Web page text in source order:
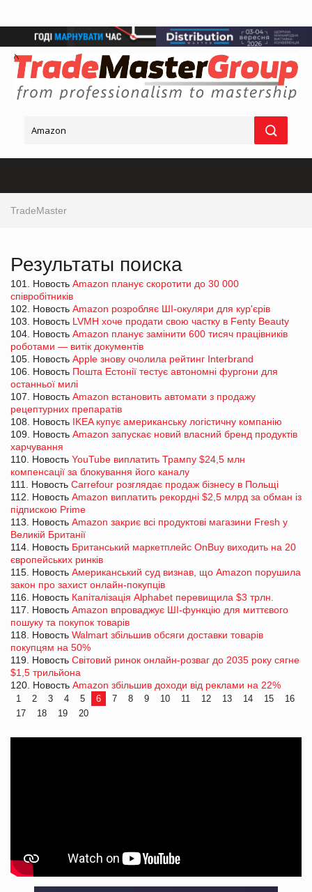
TradeMaster
Результаты поиска
101. Новость Amazon планує скоротити до 30 000
співробітників
102. Новость Amazon розробляє ШІ-окуляри для кур'єрів
103. Новость LVMH хоче продати свою частку в Fenty Beauty
104. Новость Amazon планує замінити 600 тисяч працівників
роботами — витік документів
105. Новость Apple знову очолила рейтинг Interbrand
106. Новость Пошта Естонії тестує автономні фургони для
останньої милі
107. Новость Amazon встановить автомати з продажу
рецептурних препаратів
108. Новость IKEA купує американську логістичну компанію
109. Новость Amazon запускає новий власний бренд продуктів
харчування
110. Новость YouTube виплатить Трампу $24,5 млн
компенсації за блокування його каналу
111. Новость Carrefour розглядає продаж бізнесу в Польщі
112. Новость Amazon виплатить рекордні $2,5 млрд за обман із
підпискою Prime
113. Новость Amazon закриє всі продуктові магазини Fresh у
Великій Британії
114. Новость Британський маркетплейс OnBuy виходить на 20
європейських ринків
115. Новость Американський суд визнав, що Amazon порушила
закон про захист онлайн-покупців
116. Новость Капіталізація Alphabet перевищила $3 трлн.
117. Новость Amazon впроваджує ШІ-функцію для миттєвого
пошуку та покупок товарів
118. Новость Walmart збільшив обсяги доставки товарів
покупцям на 50%
119. Новость Світовий ринок онлайн-розваг до 2035 року сягне
$1,5 трильйона
120. Новость Amazon збільшив доходи від реклами на 22%
1 2 3 4 5 6 7 8 9 10 11 12 13 14 15
16
17
18 19 20